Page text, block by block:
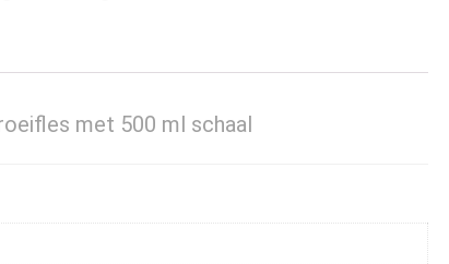
met 500 ml schaal